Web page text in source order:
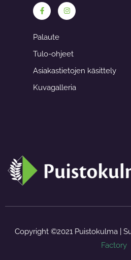
F
a
c
b
o
k
f
n
s
a
Palaute
Tulo-ohjeet
Asiakastietojen käsittely
Kuvagalleria
Copyright ©2021 Puistokulma |
Factory